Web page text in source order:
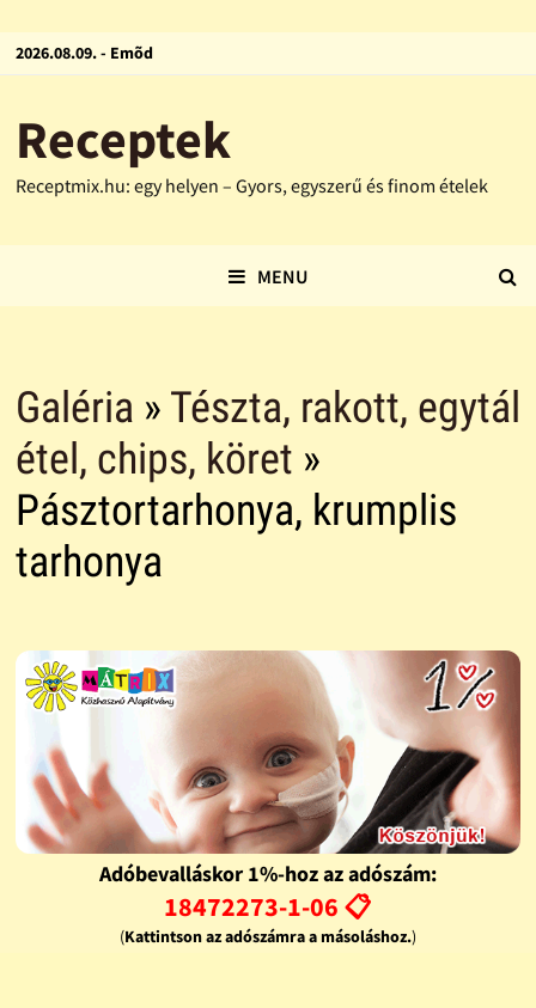
2026.08.09. - Emõd
Receptek
Receptmix.hu: egy helyen – Gyors, egyszerű és finom ételek
MENU
Galéria » Tészta, rakott, egytál
étel, chips, köret »
Pásztortarhonya, krumplis
tarhonya
Adóbevalláskor 1%-hoz az adószám:
18472273-1-06 📋
(Kattintson az adószámra a másoláshoz.)